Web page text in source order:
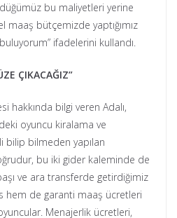
bu maliyetleri yerine
maaş bütçemizde yaptığımız
ifadelerini kullandı.
ÇIKACAĞIZ”
hakkında bilgi veren Adalı,
oyuncu kiralama ve
bilip bilmeden yapılan
bu iki gider kaleminde de
ve ara transferde getirdiğimiz
hem de garanti maaş ücretleri
Menajerlik ücretleri,